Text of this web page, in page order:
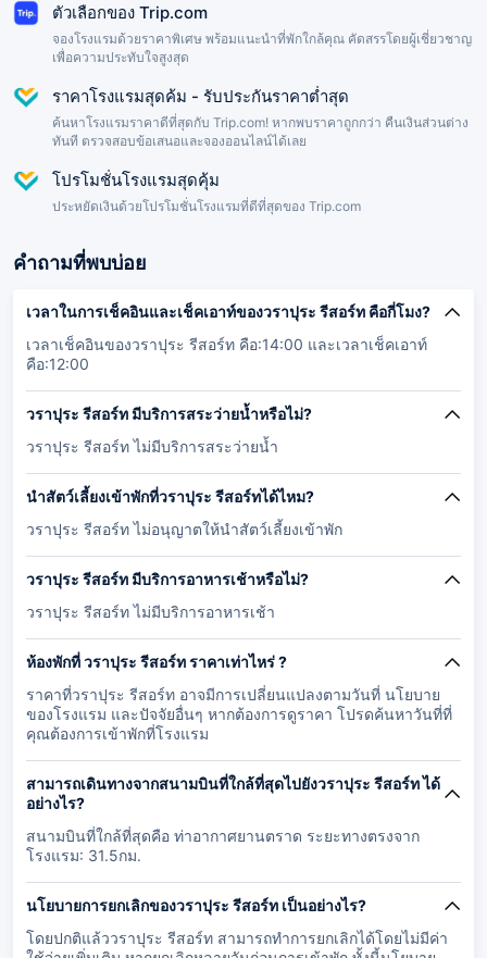
ตัวเลือกของ Trip.com
จองโรงแรมด้วยราคาพิเศษ พร้อมแนะนำที่พักใกล้คุณ คัดสรรโดยผู้เชี่ยวชาญ
เพื่อความประทับใจสูงสุด
ราคาโรงแรมสุดค้ม - รับประกันราคาต่ำสุด
ค้นหาโรงแรมราคาดีที่สุดกับ Trip.com! หากพบราคาถูกกว่า คืนเงินส่วนต่าง
ทันที ตรวจสอบข้อเสนอและจองออนไลน์ได้เลย
โปรโมชั่นโรงแรมสุดคุ้ม
ประหยัดเงินด้วยโปรโมชั่นโรงแรมที่ดีที่สุดของ Trip.com
คำถามที่พบบ่อย
เวลาในการเช็คอินและเช็คเอาท์ของวราปุระ รีสอร์ท คือกี่โมง?
เวลาเช็คอินของวราปุระ รีสอร์ท คือ:14:00 และเวลาเช็คเอาท์
คือ:12:00
วราปุระ รีสอร์ท มีบริการสระว่ายน้ำหรือไม่?
วราปุระ รีสอร์ท ไม่มีบริการสระว่ายน้ำ
นำสัตว์เลี้ยงเข้าพักที่วราปุระ รีสอร์ทได้ไหม?
วราปุระ รีสอร์ท ไม่อนุญาตให้นำสัตว์เลี้ยงเข้าพัก
วราปุระ รีสอร์ท มีบริการอาหารเช้าหรือไม่?
วราปุระ รีสอร์ท ไม่มีบริการอาหารเช้า
ห้องพักที่ วราปุระ รีสอร์ท ราคาเท่าไหร่ ?
ราคาที่วราปุระ รีสอร์ท อาจมีการเปลี่ยนแปลงตามวันที่ นโยบาย
ของโรงแรม และปัจจัยอื่นๆ หากต้องการดูราคา โปรดค้นหาวันที่ที่
คุณต้องการเข้าพักที่โรงแรม
สามารถเดินทางจากสนามบินที่ใกล้ที่สุดไปยังวราปุระ รีสอร์ท ได้
อย่างไร?
สนามบินที่ใกล้ที่สุดคือ ท่าอากาศยานตราด ระยะทางตรงจาก
โรงแรม: 31.5กม.
นโยบายการยกเลิกของวราปุระ รีสอร์ท เป็นอย่างไร?
โดยปกติแล้ววราปุระ รีสอร์ท สามารถทำการยกเลิกได้โดยไม่มีค่า